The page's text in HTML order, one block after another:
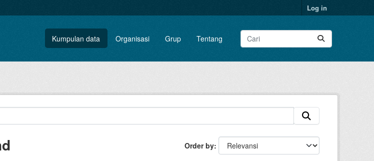
Log in
Kumpulan data Organisasi Grup Tentang
Order by